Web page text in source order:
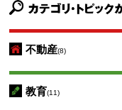
不動産(8)
教育(11)